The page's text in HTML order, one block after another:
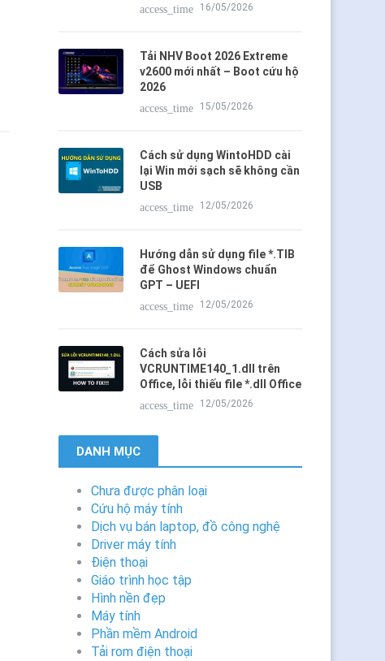
access_time
16/05/2026
Tải NHV Boot 2026 Extreme
v2600 mới nhất – Boot cứu hộ
2026
access_time
15/05/2026
Cách sử dụng WintoHDD cài
lại Win mới sạch sẽ không cần
USB
access_time
12/05/2026
Hướng dẫn sử dụng file *.TIB
để Ghost Windows chuẩn
GPT – UEFI
access_time
12/05/2026
Cách sửa lỗi
VCRUNTIME140_1.dll trên
Office, lỗi thiếu file *.dll Office
access_time
12/05/2026
DANH MỤC
Chưa được phân loại
Cứu hộ máy tính
Dịch vụ bán laptop, đồ công nghệ
Driver máy tính
Điện thoại
Giáo trình học tập
Hình nền đẹp
Máy tính
Phần mềm Android
Tải rom điện thoại